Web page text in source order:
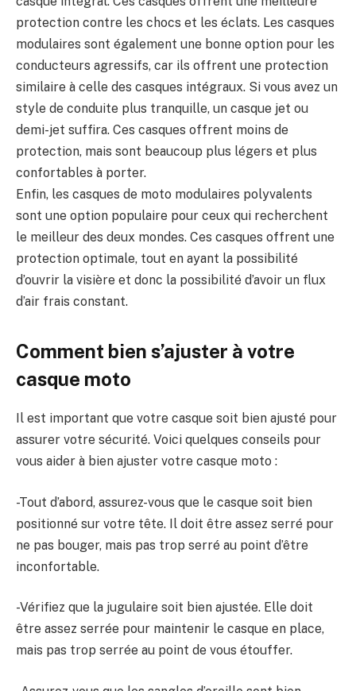
protection contre les chocs et les éclats. Les casques
modulaires sont également une bonne option pour les
conducteurs agressifs, car ils offrent une protection
similaire à celle des casques intégraux. Si vous avez un
style de conduite plus tranquille, un casque jet ou
demi-jet suffira. Ces casques offrent moins de
protection, mais sont beaucoup plus légers et plus
confortables à porter.
Enfin, les casques de moto modulaires polyvalents
sont une option populaire pour ceux qui recherchent
le meilleur des deux mondes. Ces casques offrent une
protection optimale, tout en ayant la possibilité
d’ouvrir la visière et donc la possibilité d’avoir un flux
d’air frais constant.
Comment bien s’ajuster à votre
casque moto
Il est important que votre casque soit bien ajusté pour
assurer votre sécurité. Voici quelques conseils pour
vous aider à bien ajuster votre casque moto :
-Tout d’abord, assurez-vous que le casque soit bien
positionné sur votre tête. Il doit être assez serré pour
ne pas bouger, mais pas trop serré au point d’être
inconfortable.
-Vérifiez que la jugulaire soit bien ajustée. Elle doit
être assez serrée pour maintenir le casque en place,
mais pas trop serrée au point de vous étouffer.